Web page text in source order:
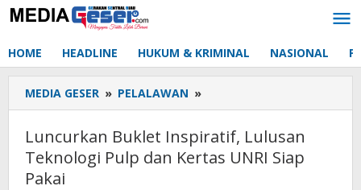
Lewati
ke
HOME HEADLINE HUKUM & KRIMINAL NASIONAL
MEDIA GESER » PELALAWAN »
Buklet
Inspiratif,
Lulusan
Teknologi
Luncurkan Buklet Inspiratif, Lulusan
Teknologi Pulp dan Kertas UNRI Siap
Pakai